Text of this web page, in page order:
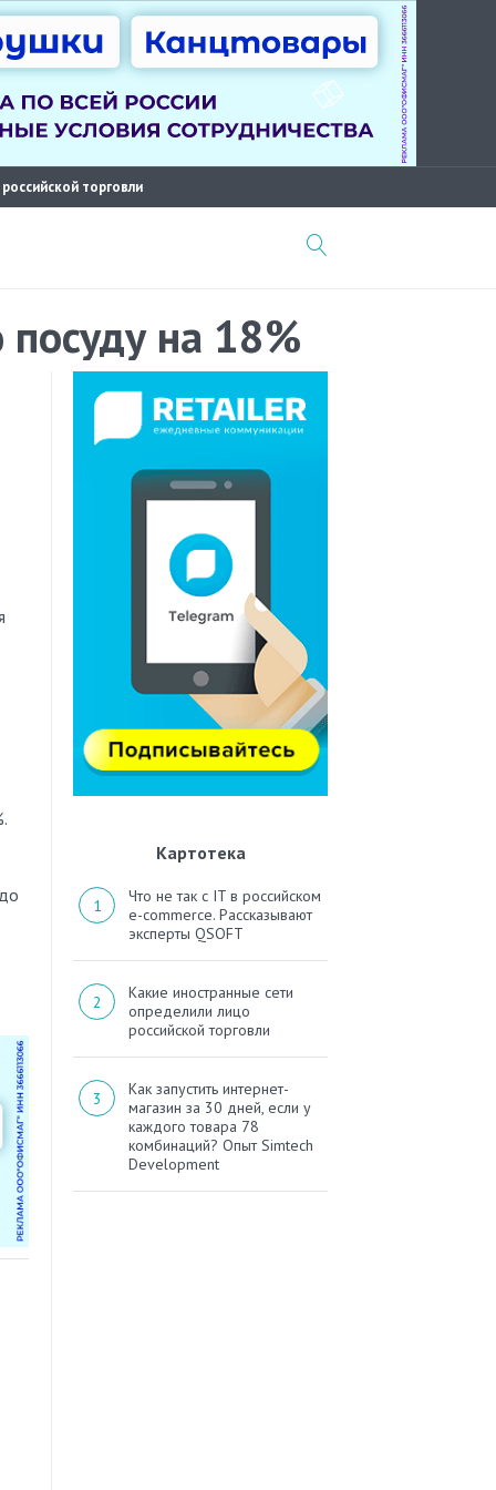
торговли
на 18%
Картотека
Что не так с IT в российском
e-commerce. Рассказывают
эксперты QSOFT
Какие иностранные сети
определили лицо
российской торговли
Как запустить интернет-
магазин за 30 дней, если у
каждого товара 78
комбинаций? Опыт Simtech
Development